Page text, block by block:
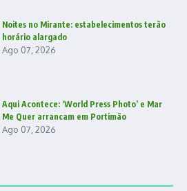
Noites no Mirante: estabelecimentos terão
horário alargado
Ago 07, 2026
Aqui Acontece: ‘World Press Photo’ e Mar
Me Quer arrancam em Portimão
Ago 07, 2026